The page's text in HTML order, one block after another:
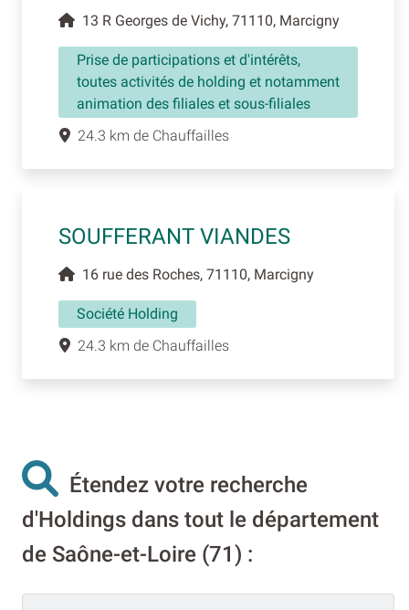
13 R Georges de Vichy, 71110, Marcigny
Prise de participations et d'intérêts,
toutes activités de holding et notamment
animation des filiales et sous-filiales
24.3 km de Chauffailles
SOUFFERANT VIANDES
16 rue des Roches, 71110, Marcigny
Société Holding
24.3 km de Chauffailles
Étendez votre recherche
d'Holdings dans tout le département
de Saône-et-Loire (71) :